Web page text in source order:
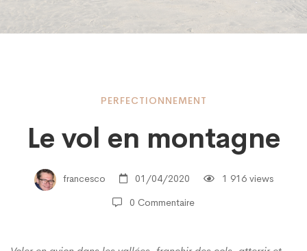
vol
PERFECTIONNEMENT
Le vol en montagne
francesco 01/04/2020
1 916 views
0 Commentaire